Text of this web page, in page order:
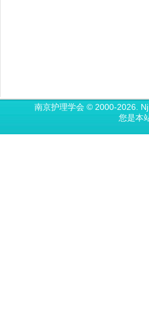
南京护理学会 © 2000-2026.
您是本